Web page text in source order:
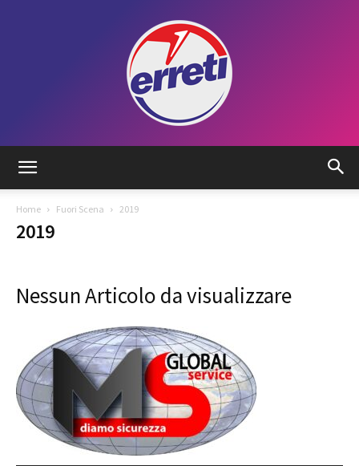
Home Fuori Scena 2019
2019
Nessun Articolo da visualizzare